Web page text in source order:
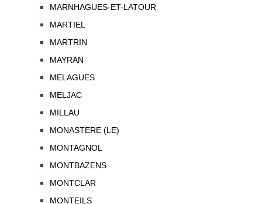
MARNHAGUES-ET-LATOUR
MARTIEL
MARTRIN
MAYRAN
MELAGUES
MELJAC
MILLAU
MONASTERE (LE)
MONTAGNOL
MONTBAZENS
MONTCLAR
MONTEILS